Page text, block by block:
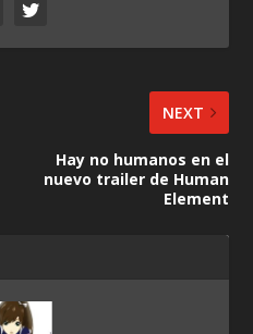
NEXT
Hay no humanos en el
nuevo trailer de Human
Element